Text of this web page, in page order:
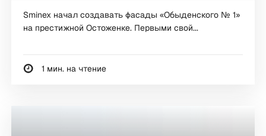
Sminex начал создавать фасады «Обыденского № 1»
на престижной Остоженке. Первыми свой...
1 мин. на чтение